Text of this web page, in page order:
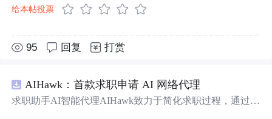
给本帖投票
95 回复 打赏
AIHawk：首款求职申请 AI 网络代理
求职助手AI智能代理AIHawk致力于简化求职过程，通过自